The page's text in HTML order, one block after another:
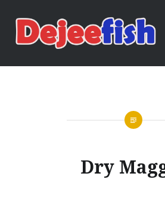
content
DEJEEFISH |
Dry